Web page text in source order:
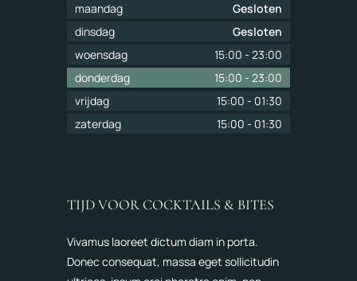
maandag
Gesloten
dinsdag
Gesloten
woensdag
15:00 - 23:00
donderdag
15:00 - 23:00
vrijdag
15:00 - 01:30
zaterdag
15:00 - 01:30
TIJD VOOR COCKTAILS & BITES
Vivamus laoreet dictum diam in porta.
Donec consequat, massa eget sollicitudin